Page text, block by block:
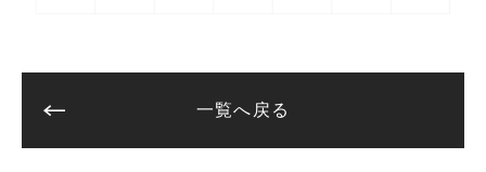
一覧へ戻る